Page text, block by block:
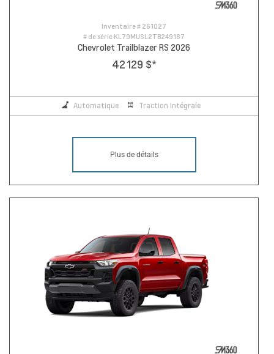
Inventaire # 261027
# de série KL79MUSL2TB249187
Chevrolet Trailblazer RS 2026
42 129 $*
Automatique Traction Intégrale
Plus de détails